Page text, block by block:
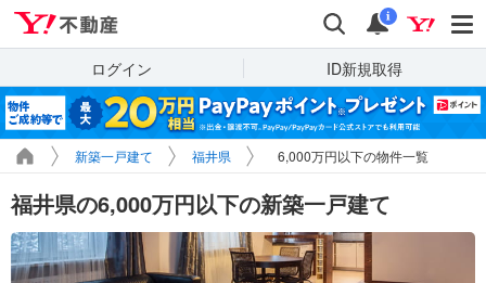
検索 通知
i
ログイン ID新規取得
新築一戸建て 福井県 6,000万円以下の物件一覧
福井県の6,000万円以下の新築一戸建て